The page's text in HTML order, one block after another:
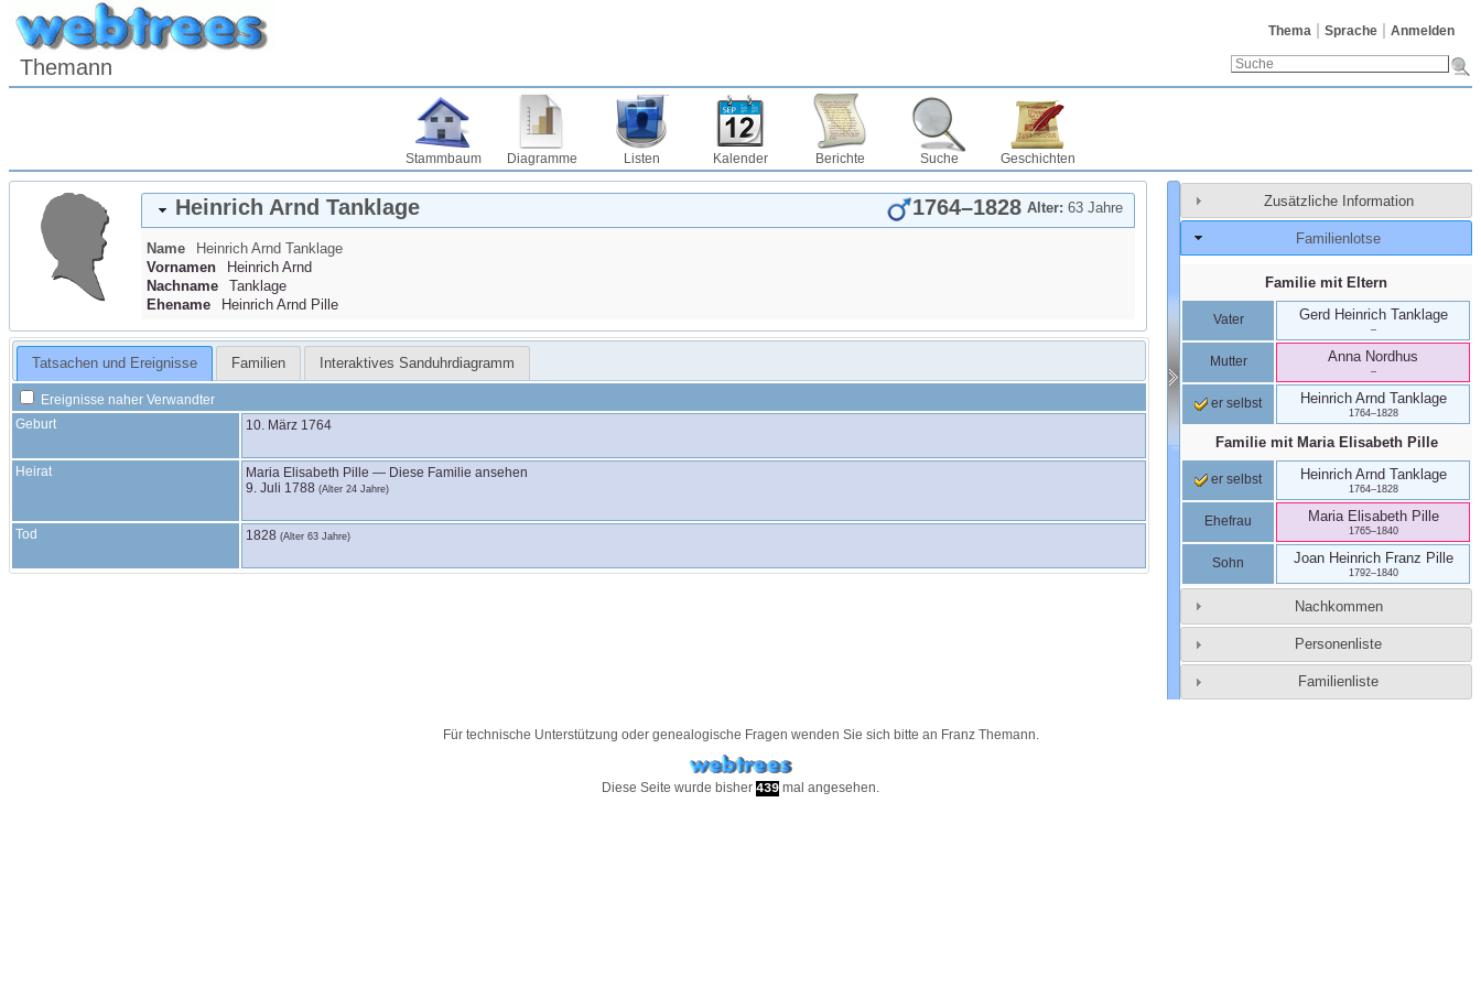
Thema Sprache Anmelden
Themann
Stammbaum Diagramme Listen Kalender Berichte Suche Geschichten
Heinrich Arnd Tanklage Alter: 63 Jahre
1764–1828
Name Heinrich Arnd Tanklage
Vornamen
Heinrich Arnd
Nachname
Tanklage
Ehename
Heinrich Arnd Pille
Tatsachen und Ereignisse Familien Interaktives Sanduhrdiagramm
Ereignisse naher Verwandter
Geburt
10. März 1764
Heirat Maria Elisabeth Pille — Diese Familie ansehen
9. Juli 1788 (Alter 24 Jahre)
Tod 1828 (Alter 63 Jahre)
Zusätzliche Information
Familienlotse
Familie mit Eltern
Vater Gerd Heinrich Tanklage
–
Mutter Anna Nordhus
–
er selbst Heinrich Arnd Tanklage
1764–1828
Familie mit Maria Elisabeth Pille
er selbst Heinrich Arnd Tanklage
1764–1828
Ehefrau Maria Elisabeth Pille
1765–1840
Sohn Joan Heinrich Franz Pille
1792–1840
Nachkommen
Personenliste
Familienliste
Für technische Unterstützung oder genealogische Fragen wenden Sie sich bitte an Franz Themann.
Diese Seite wurde bisher 439 mal angesehen.